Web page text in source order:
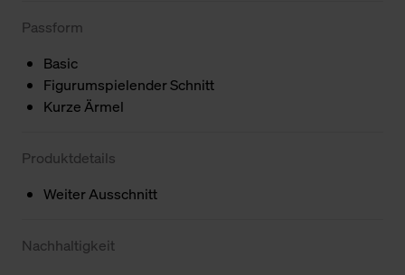
Passform
Basic
Figurumspielender Schnitt
Kurze Ärmel
Produktdetails
Weiter Ausschnitt
Nachhaltigkeit